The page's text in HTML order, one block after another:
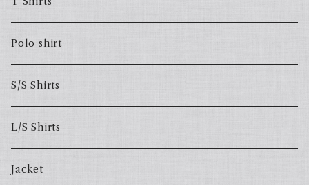
Polo shirt
S/S Shirts
L/S Shirts
Jacket